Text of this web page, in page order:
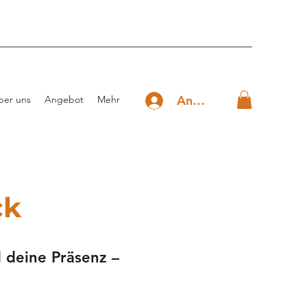
uns Angebot Mehr Anmelden
Präsenz –